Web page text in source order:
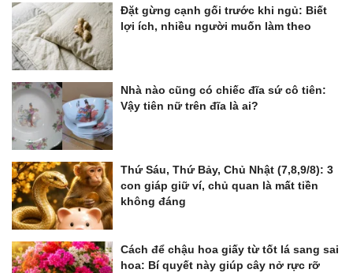
Đặt gừng cạnh gối trước khi ngủ: Biết
lợi ích, nhiều người muốn làm theo
Nhà nào cũng có chiếc đĩa sứ cô tiên:
Vậy tiên nữ trên đĩa là ai?
Thứ Sáu, Thứ Bảy, Chủ Nhật (7,8,9/8): 3
con giáp giữ ví, chủ quan là mất tiền
không đáng
Cách để chậu hoa giấy từ tốt lá sang sai
hoa: Bí quyết này giúp cây nở rực rỡ